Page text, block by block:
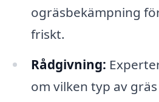
ogräsbekämpning
friskt.
Rådgivning:
om vilken typ av